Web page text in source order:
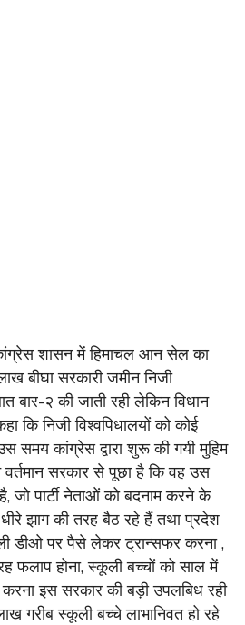
कांग्रेस शासन में हिमाचल आन सेल का
बीघा सरकारी जमीन निजी
बार-२ की जाती रही लेकिन विधान
कि निजी विश्वपिधालयों को कोई
समय कांग्रेस द्वारा शुरू की गयी मुहिम
वर्तमान सरकार से पूछा है कि वह उस
पार्टी नेताओं को बदनाम करने के
झाग की तरह बैठ रहे हैं तथा प्रदेश
डीओ पर पैसे लेकर ट्रान्सफर करना ,
फलाप होना, स्कूली बच्चों को साल में
करना इस सरकार की बड़ी उपलबिध रही
गरीब स्कूली बच्चे लाभानिवत हो रहे